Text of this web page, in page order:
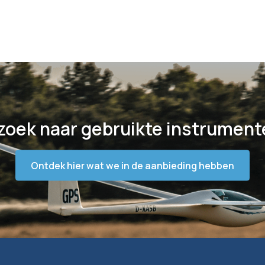
naar gebruikte
Ontdek hier wat we in de aanbieding hebben